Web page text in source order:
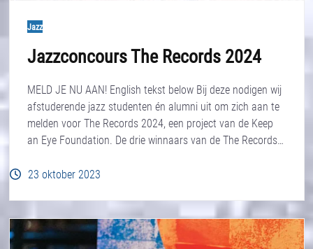
Jazz
Jazzconcours The Records 2024
MELD JE NU AAN! English tekst below Bij deze nodigen wij
afstuderende jazz studenten én alumni uit om zich aan te
melden voor The Records 2024, een project van de Keep
an Eye Foundation. De drie winnaars van de The Records…
23 oktober 2023